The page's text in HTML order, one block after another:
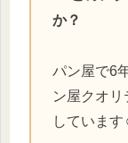
か？
パン屋で6
ン屋クオ
していま